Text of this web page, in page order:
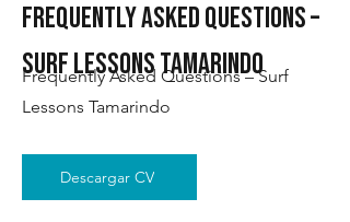
Frequently Asked Questions – Surf
Lessons Tamarindo
Descargar CV
Frequently Asked Questions –
Surf Lessons Tamarindo